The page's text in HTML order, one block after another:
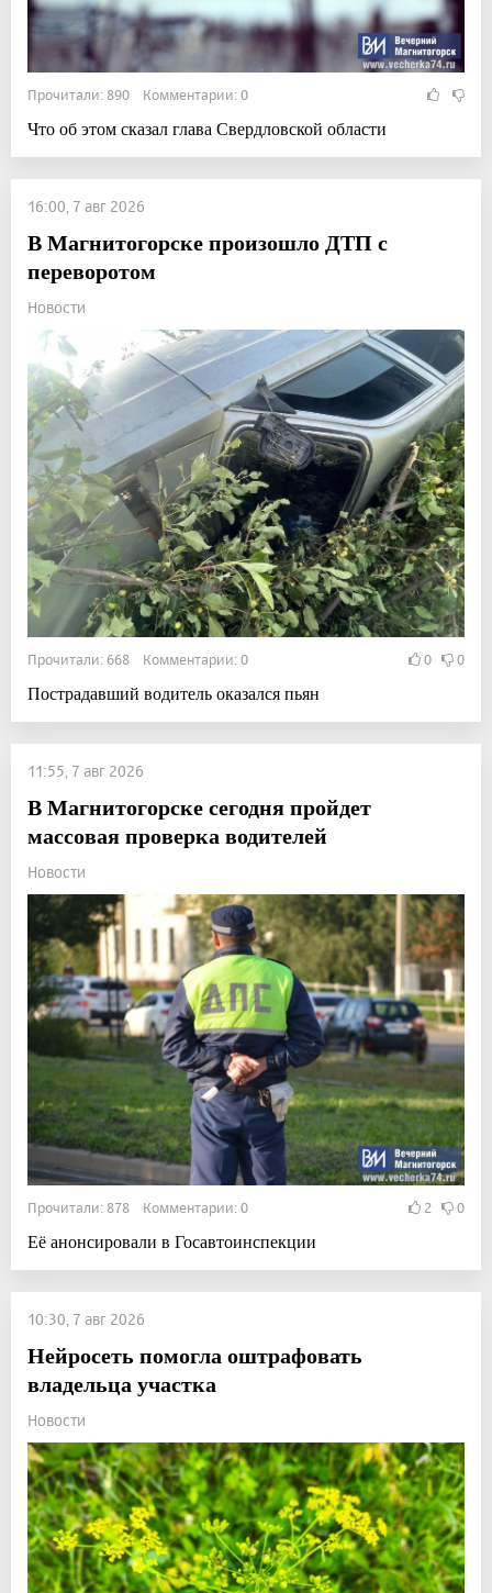
Прочитали: 890 Комментарии: 0
Что об этом сказал глава Свердловской области
16:00, 7 авг 2026
В Магнитогорске произошло ДТП с
переворотом
Новости
Прочитали: 668 Комментарии: 0 0 0
Пострадавший водитель оказался пьян
11:55, 7 авг 2026
В Магнитогорске сегодня пройдет
массовая проверка водителей
Новости
Прочитали: 878 Комментарии: 0 2 0
Её анонсировали в Госавтоинспекции
10:30, 7 авг 2026
Нейросеть помогла оштрафовать
владельца участка
Новости